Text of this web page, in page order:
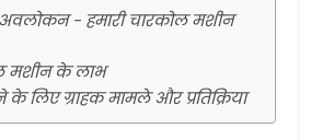
अवलोकन - हमारी चारकोल मशीन
मशीन के लाभ
लिए ग्राहक मामले और प्रतिक्रिया